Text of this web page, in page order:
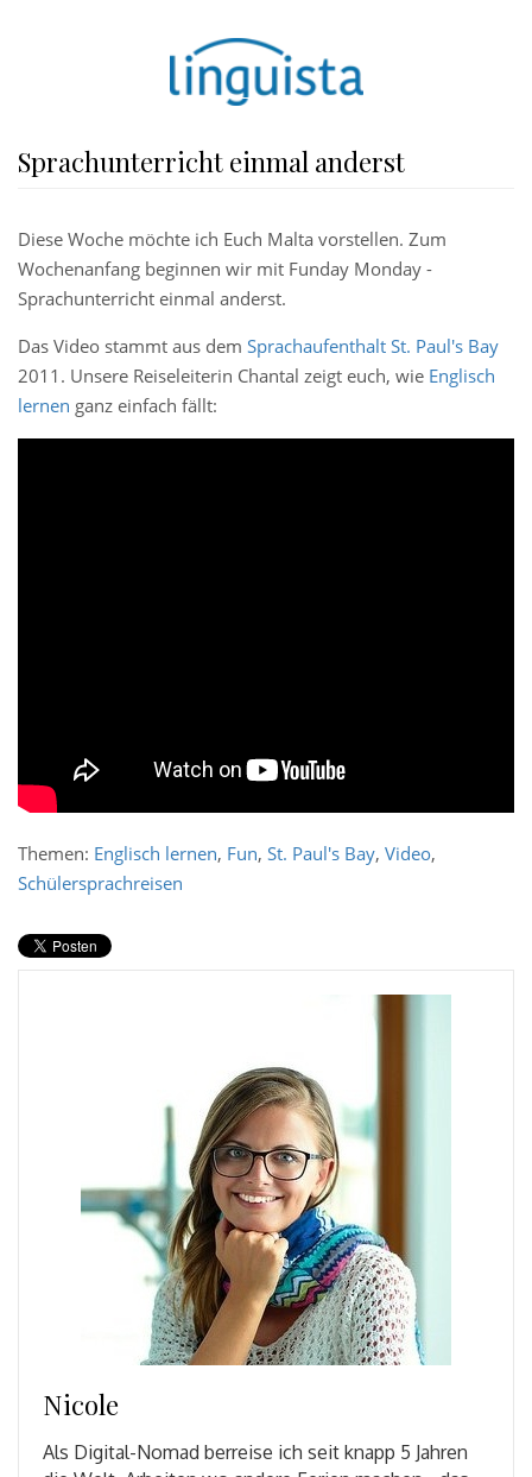
Sprachunterricht einmal anderst
Diese Woche möchte ich Euch Malta vorstellen. Zum
Wochenanfang beginnen wir mit Funday Monday -
Sprachunterricht einmal anderst.
Das Video stammt aus dem Sprachaufenthalt St. Paul's Bay
2011. Unsere Reiseleiterin Chantal zeigt euch, wie Englisch
lernen ganz einfach fällt:
Themen: Englisch lernen, Fun, St. Paul's Bay, Video,
Schülersprachreisen
Nicole
Als Digital-Nomad berreise ich seit knapp 5 Jahren